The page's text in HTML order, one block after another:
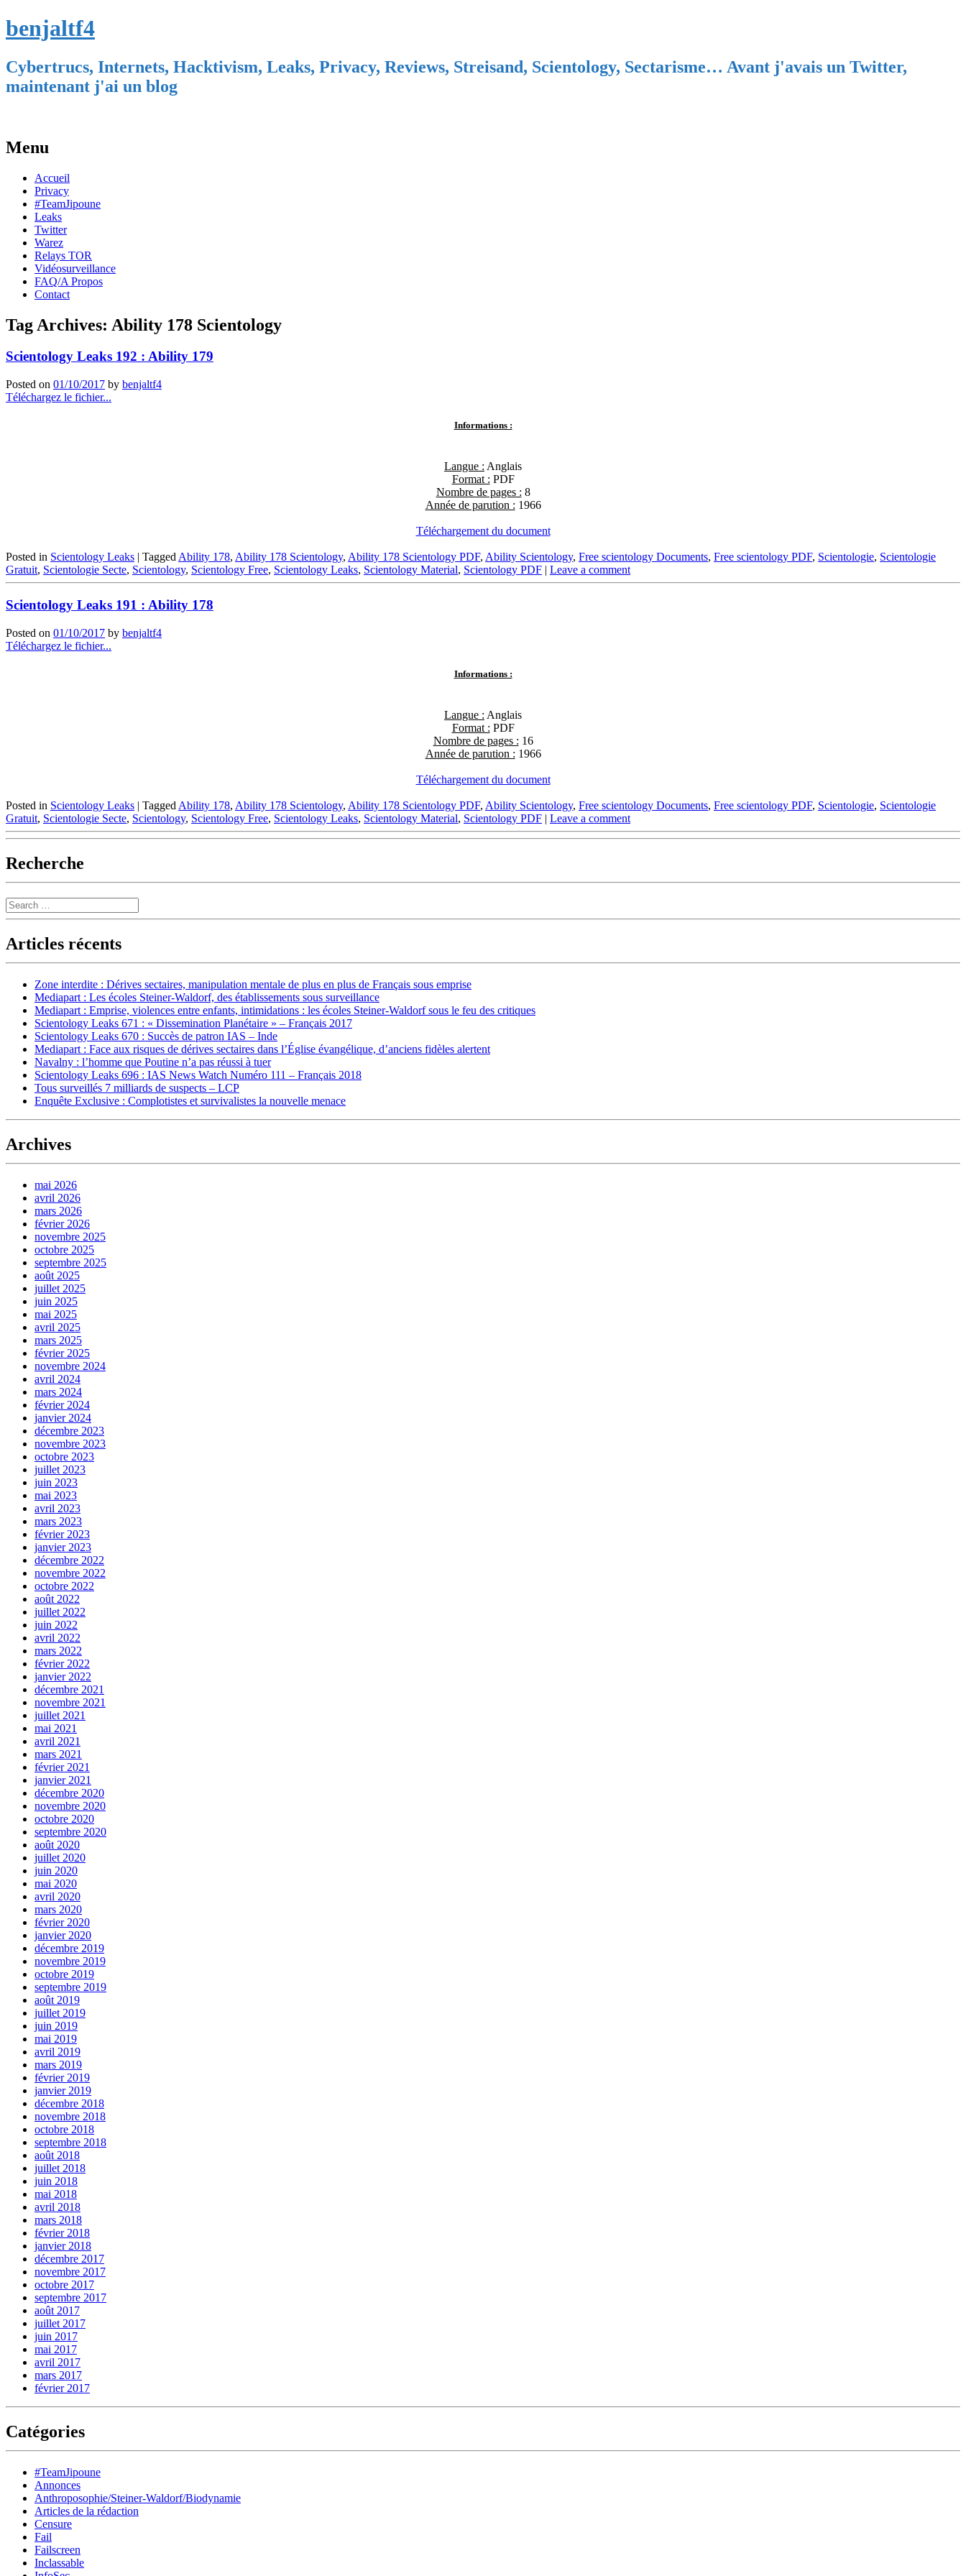
benjaltf4
Cybertrucs, Internets, Hacktivism, Leaks, Privacy, Reviews, Streisand, Scientology, Sectarisme… Avant j'avais un Twitter,
maintenant j'ai un blog
Menu
Skip
content
Accueil
Privacy
#TeamJipoune
Leaks
Twitter
Warez
Relays TOR
Vidéosurveillance
FAQ/A Propos
Contact
Tag Archives: Ability 178 Scientology
Scientology Leaks 192 : Ability 179
Posted on 01/10/2017 by benjaltf4
Téléchargez le fichier...
Informations :
Langue : Anglais
Format : PDF
Nombre de pages : 8
Année de parution : 1966
Téléchargement du document
Posted in Scientology Leaks TaggedAbility 178, Ability 178 Scientology, Ability 178 Scientology PDF, Ability Scientology, Free scientology Documents, Free scientology PDF, Scientologie, Scientologie
Gratuit, Scientologie Secte, Scientology, Scientology Free, Scientology Leaks, Scientology Material, Scientology PDF Leave a comment
Scientology Leaks 191 : Ability 178
Posted on 01/10/2017 by benjaltf4
Téléchargez le fichier...
Informations :
Langue : Anglais
Format : PDF
Nombre de pages : 16
Année de parution : 1966
Téléchargement du document
Posted in Scientology Leaks | Tagged Ability 178, Ability 178 Scientology, Ability 178 Scientology PDF, Ability Scientology, Free scientology Documents, Free scientology PDF, Scientologie, Scientologie
Gratuit, Scientologie Secte, Scientology, Scientology Free, Scientology Leaks, Scientology Material, Scientology PDF | Leave a comment
Recherche
Search
Articles récents
Zone interdite : Dérives sectaires, manipulation mentale de plus en plus de Français sous emprise
Mediapart : Les écoles Steiner-Waldorf, des établissements sous surveillance
Mediapart : Emprise, violences entre enfants, intimidations : les écoles Steiner-Waldorf sous le feu des critiques
Scientology Leaks 671 : « Dissemination Planétaire » – Français 2017
Scientology Leaks 670 : Succès de patron IAS – Inde
Mediapart : Face aux risques de dérives sectaires dans l’Église évangélique, d’anciens fidèles alertent
Navalny : l’homme que Poutine n’a pas réussi à tuer
Scientology Leaks 696 : IAS News Watch Numéro 111 – Français 2018
Tous surveillés 7 milliards de suspects – LCP
Enquête Exclusive : Complotistes et survivalistes la nouvelle menace
Archives
mai 2026
avril 2026
mars 2026
février 2026
novembre 2025
octobre 2025
septembre 2025
août 2025
juillet 2025
juin 2025
mai 2025
avril 2025
mars 2025
février 2025
novembre 2024
avril 2024
mars 2024
février 2024
janvier 2024
décembre 2023
novembre 2023
octobre 2023
juillet 2023
juin 2023
mai 2023
avril 2023
mars 2023
février 2023
janvier 2023
décembre 2022
novembre 2022
octobre 2022
août 2022
juillet 2022
juin 2022
avril 2022
mars 2022
février 2022
janvier 2022
décembre 2021
novembre 2021
juillet 2021
mai 2021
avril 2021
mars 2021
février 2021
janvier 2021
décembre 2020
novembre 2020
octobre 2020
septembre 2020
août 2020
juillet 2020
juin 2020
mai 2020
avril 2020
mars 2020
février 2020
janvier 2020
décembre 2019
novembre 2019
octobre 2019
septembre 2019
août 2019
juillet 2019
juin 2019
mai 2019
avril 2019
mars 2019
février 2019
janvier 2019
décembre 2018
novembre 2018
octobre 2018
septembre 2018
août 2018
juillet 2018
juin 2018
mai 2018
avril 2018
mars 2018
février 2018
janvier 2018
décembre 2017
novembre 2017
octobre 2017
septembre 2017
août 2017
juillet 2017
juin 2017
mai 2017
avril 2017
mars 2017
février 2017
Catégories
#TeamJipoune
Annonces
Anthroposophie/Steiner-Waldorf/Biodynamie
Articles de la rédaction
Censure
Fail
Failscreen
Inclassable